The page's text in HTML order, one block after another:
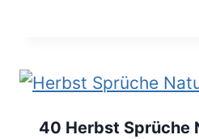
40 Herbst Sprüche